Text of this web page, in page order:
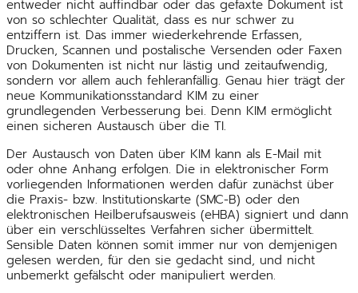
entweder nicht auffindbar oder das gefaxte Dokument ist
von so schlechter Qualität, dass es nur schwer zu
entziffern ist. Das immer wiederkehrende Erfassen,
Drucken, Scannen und postalische Versenden oder Faxen
von Dokumenten ist nicht nur lästig und zeitaufwendig,
sondern vor allem auch fehleranfällig. Genau hier trägt der
neue Kommunikationsstandard KIM zu einer
grundlegenden Verbesserung bei. Denn KIM ermöglicht
einen sicheren Austausch über die TI.
Der Austausch von Daten über KIM kann als E-Mail mit
oder ohne Anhang erfolgen. Die in elektronischer Form
vorliegenden Informationen werden dafür zunächst über
die Praxis- bzw. Institutionskarte (SMC-B) oder den
elektronischen Heilberufsausweis (eHBA) signiert und dann
über ein verschlüsseltes Verfahren sicher übermittelt.
Sensible Daten können somit immer nur von demjenigen
gelesen werden, für den sie gedacht sind, und nicht
unbemerkt gefälscht oder manipuliert werden.